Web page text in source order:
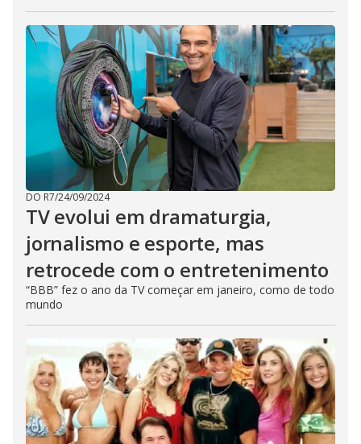
DO R7/24/09/2024
TV evolui em dramaturgia,
jornalismo e esporte, mas
retrocede com o entretenimento
“BBB” fez o ano da TV começar em janeiro, como de todo
mundo